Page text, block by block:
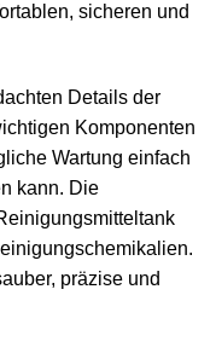
sicheren und
Details der
Komponenten
Wartung einfach
kann. Die
präzise und